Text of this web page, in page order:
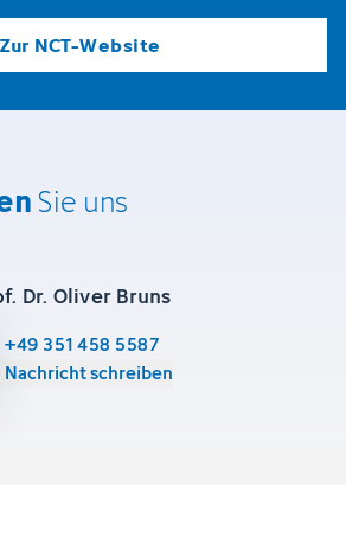
Zur NCT-Website
Zur NCT-Website
Sie uns
Dr. Oliver Bruns
+49 351 458 5587
Nachricht schreiben